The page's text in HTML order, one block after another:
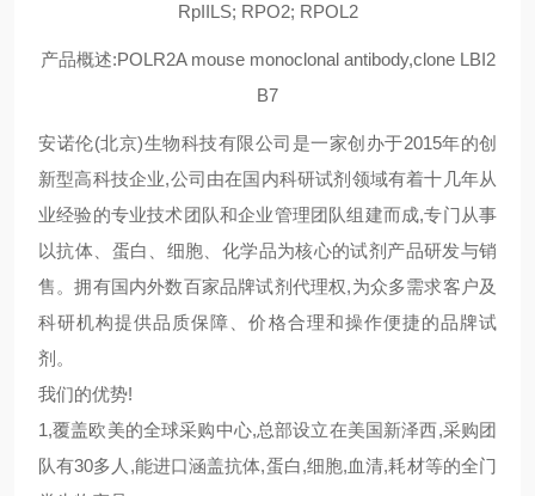
RpIILS; RPO2; RPOL2
产品概述:POLR2A mouse monoclonal antibody,clone LBI2
B7
安诺伦(北京)生物科技有限公司是一家创办于2015年的创
新型高科技企业,公司由在国内科研试剂领域有着十几年从
业经验的专业技术团队和企业管理团队组建而成,专门从事
以抗体、蛋白、细胞、化学品为核心的试剂产品研发与销
售。拥有国内外数百家品牌试剂代理权,为众多需求客户及
科研机构提供品质保障、价格合理和操作便捷的品牌试
剂。
我们的优势!
1,覆盖欧美的全球采购中心,总部设立在美国新泽西,采购团
队有30多人,能进口涵盖抗体,蛋白,细胞,血清,耗材等的全门